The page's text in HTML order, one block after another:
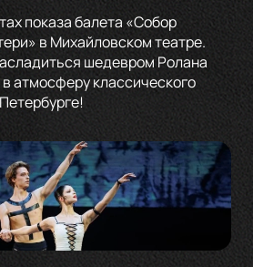
показа балета «Собор
в Михайловском театре.
шедевром Ролана
атмосферу классического